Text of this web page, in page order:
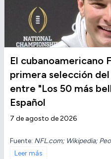
El cubanoamericano
primera selección
entre "Los 50 más
Español
7 de agosto de 2026
Fuente: NFL.com; Wikipedia;
Leer más